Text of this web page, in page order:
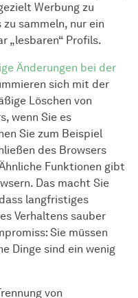
Werbung zu
sammeln, nur ein
„lesbaren“ Profils.
Änderungen bei der
sich mit der
Löschen von
wenn Sie es
Sie zum Beispiel
des Browsers
Funktionen gibt
Das macht Sie
langfristiges
Verhaltens sauber
Sie müssen
Dinge sind ein wenig
von